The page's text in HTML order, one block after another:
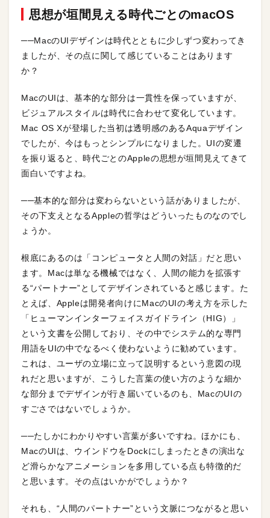
思想が垣間見える時代ごとのmacOS
──MacのUIデザインは時代とともに少しずつ変わってき
ましたが、その点に関して感じていることはあります
か？
MacのUIは、基本的な部分は一貫性を保っていますが、
ビジュアルスタイルは時代に合わせて変化しています。
Mac OS Xが登場した当初は透明感のあるAquaデザイン
でしたが、今はもっとシンプルになりました。UIの変遷
を振り返ると、時代ごとのAppleの思想が垣間見えてきて
面白いですよね。
──基本的な部分は変わらないという話がありましたが、
その下支えとなるAppleの哲学はどういったものなのでし
ょうか。
根底にあるのは「コンピュータと人間の対話」だと思い
ます。Macは単なる機械ではなく、人間の能力を拡張す
る“パートナー”としてデザインされていると感じます。た
とえば、Appleは開発者向けにMacのUIの考え方を示した
「ヒューマンインターフェイスガイドライン（HIG）」
という文書を公開しており、その中でシステム的な専門
用語をUIの中でなるべく使わないように勧めています。
これは、ユーザの立場に立って説明するという意図の現
れだと思いますが、こうした言葉の使い方のような細か
な部分までデザインが行き届いているのも、MacのUIの
すごさではないでしょうか。
──たしかにわかりやすい言葉が多いですね。ほかにも、
MacのUIは、ウインドウをDockにしまったときの演出な
ど滑らかなアニメーションを多用している点も特徴的だ
と思います。その点はいかがでしょうか？
それも、“人間のパートナー”という文脈につながると思い